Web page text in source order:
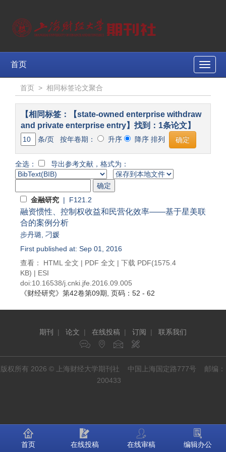
Toggle
首页
首页 > 相同标签论文聚合
【相同标签：【state-owned enterprise withdraw
and private enterprise entry】找到：1条论文】
条/页 按年卷期： 升序 降序 排列
全选： 导出参考文献，格式为：
金融研究 | F121.2
融资惯性、控制权收益和民营化效率——基于星美联
合的案例分析
步丹璐 刁媛
First published at: Sep 01, 2016
查看： HTML 全文 | PDF 全文 | 下载 PDF(1575.4
KB) | ESI
doi:10.16538/j.cnki.jfe.2016.09.005
《财经研究》 第42卷第09期 , 页码：52 - 62
期刊 | 论文 | 在线投稿 | 订阅 | 联系我们
版权所有 2026 © 上海财经大学期刊社 中国上海国定路777号 邮编：
200433
首页 在线投稿 在线审稿 编辑办公